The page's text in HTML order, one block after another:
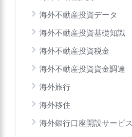
海外不動産投資データ
海外不動産投資基礎知識
海外不動産投資税金
海外不動産投資資金調達
海外旅行
海外移住
海外銀行口座開設サービス